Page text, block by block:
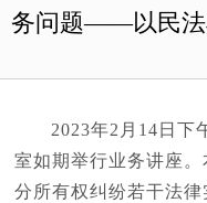
务问题——以民法
2023年2 月 14 日下
室如期举行业务讲座
分所有权纠纷若干法